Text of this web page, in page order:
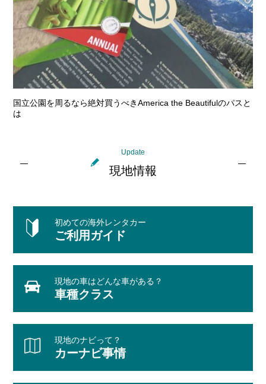
国立公園を周るなら絶対買うべきAmerica the Beautifulのパスと
は
Update
現地情報
初めての海外レンタカー
ご利用ガイド
現地の車はどんな車がある？
車種クラス
現地のナビって？
カーナビ事情